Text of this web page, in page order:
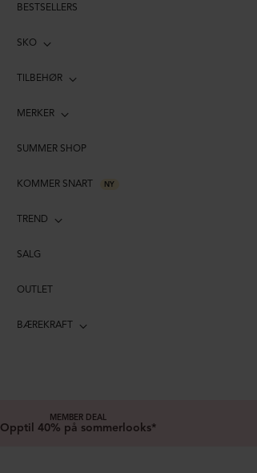
BESTSELLERS
SKO
TILBEHØR
MERKER
SUMMER SHOP
KOMMER SNART NY
TREND
SALG
OUTLET
BÆREKRAFT
MEMBER DEAL
Opptil 40% på sommerlooks*